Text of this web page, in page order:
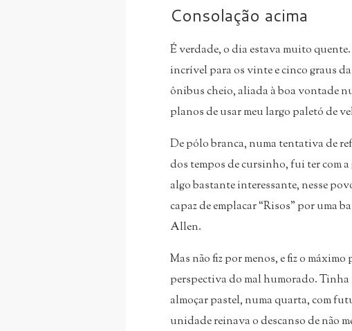
Consolação acima
É verdade, o dia estava muito
incrível para os vinte e cinco graus
ônibus cheio, aliada à boa vontade
planos de usar meu largo paletó de
De pólo branca, numa tentativa de
dos tempos de cursinho, fui ter com
algo bastante interessante, nesse
capaz de emplacar “Risos” por uma
Allen.
Mas não fiz por menos, e fiz o
perspectiva do mal humorado. Tinha
almoçar pastel, numa quarta, com
unidade reinava o descanso de não